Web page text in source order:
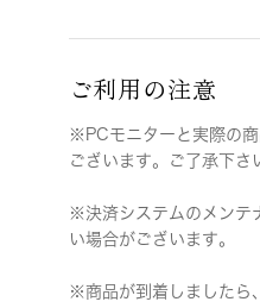
ご利用の注意
※PCモニターと実際の
ございます。ご了承下さ
※決済システムのメンテ
い場合がございます。
※商品が到着しましたら